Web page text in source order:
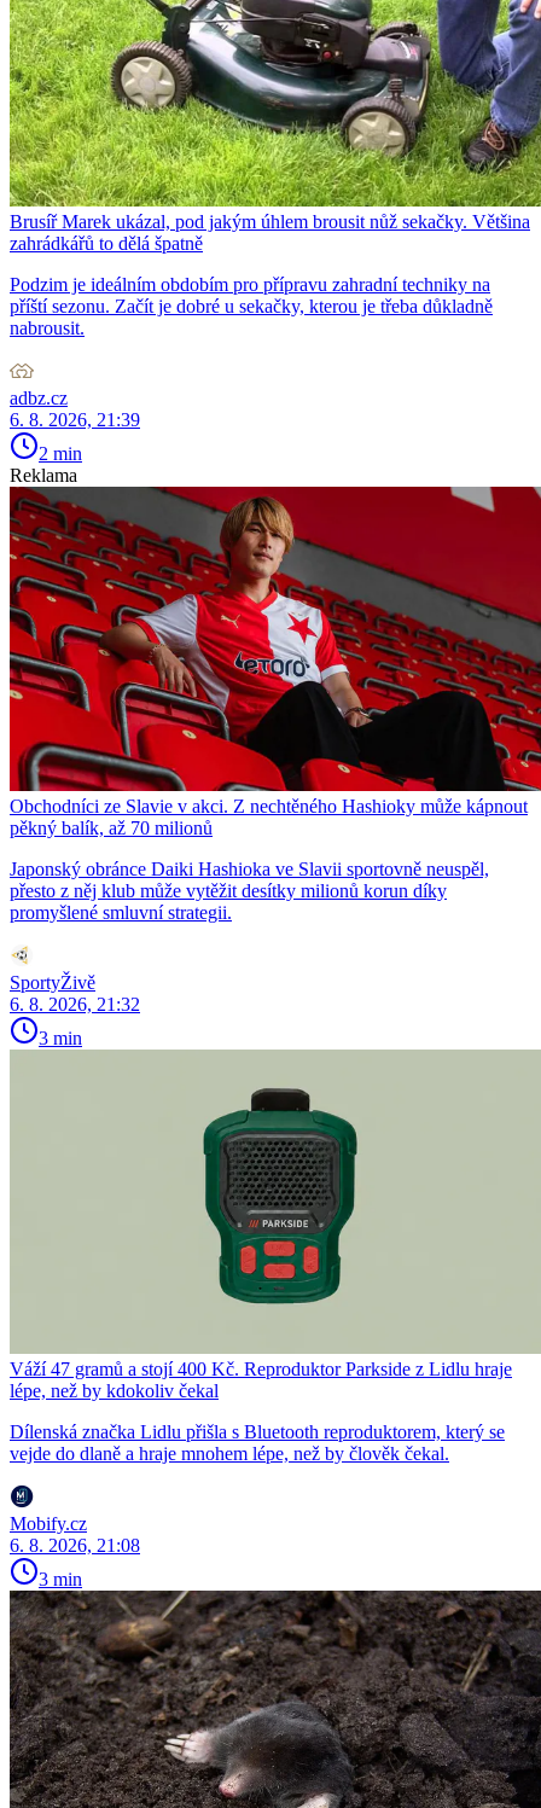
Brusíř Marek ukázal, pod jakým úhlem brousit nůž sekačky. Většina
zahrádkářů to dělá špatně
Podzim je ideálním obdobím pro přípravu zahradní techniky na
příští sezonu. Začít je dobré u sekačky, kterou je třeba důkladně
nabrousit.
adbz.cz
6. 8. 2026, 21:39
2 min
Reklama
Obchodníci ze Slavie v akci. Z nechtěného Hashioky může kápnout
pěkný balík, až 70 milionů
Japonský obránce Daiki Hashioka ve Slavii sportovně neuspěl,
přesto z něj klub může vytěžit desítky milionů korun díky
promyšlené smluvní strategii.
SportyŽivě
6. 8. 2026, 21:32
3 min
Váží 47 gramů a stojí 400 Kč. Reproduktor Parkside z Lidlu hraje
lépe, než by kdokoliv čekal
Dílenská značka Lidlu přišla s Bluetooth reproduktorem, který se
vejde do dlaně a hraje mnohem lépe, než by člověk čekal.
Mobify.cz
6. 8. 2026, 21:08
3 min